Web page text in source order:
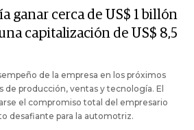
ganar cerca de US$ 1 billón
capitalización de US$ 8,5
de la empresa en los próximos
de producción, ventas y tecnología. El
el compromiso total del empresario
desafiante para la automotriz.